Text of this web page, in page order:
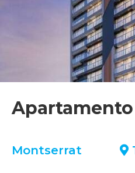
Montserrat